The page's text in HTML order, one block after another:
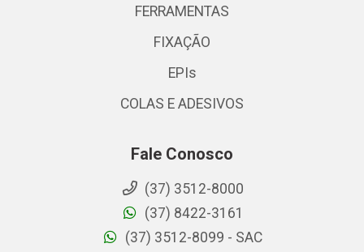
FERRAMENTAS
FIXAÇÃO
EPIs
COLAS E ADESIVOS
Fale Conosco
(37) 3512-8000
(37) 8422-3161
(37) 3512-8099 - SAC